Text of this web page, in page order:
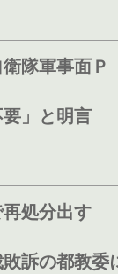
隊軍事面Ｐ
」と明言
再処分出す
訴の都教委